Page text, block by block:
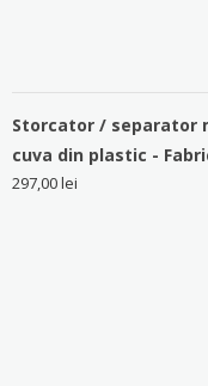
Storcator / separator
cuva din plastic -
297,00lei